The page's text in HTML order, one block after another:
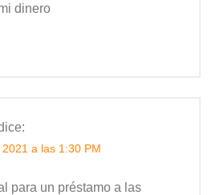
dinero
a las 1:30 PM
para un préstamo a las